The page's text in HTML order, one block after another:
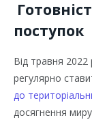
поступок
Від травня
регулярно
до
досягнення